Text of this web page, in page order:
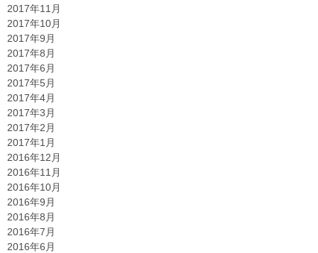
2017年11月
2017年10月
2017年9月
2017年8月
2017年6月
2017年5月
2017年4月
2017年3月
2017年2月
2017年1月
2016年12月
2016年11月
2016年10月
2016年9月
2016年8月
2016年7月
2016年6月